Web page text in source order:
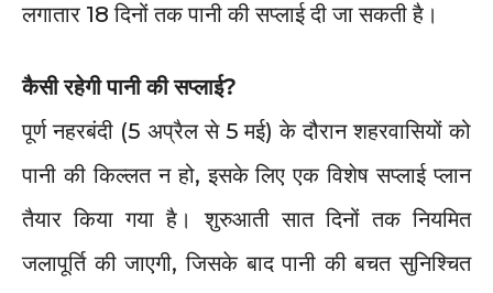
लगातार 18 दिनों तक पानी की सप्लाई दी जा सकती है।
कैसी रहेगी पानी की सप्लाई?
पूर्ण नहरबंदी (5 अप्रैल से 5 मई) के दौरान शहरवासियों को
पानी की किल्लत न हो, इसके लिए एक विशेष सप्लाई प्लान
तैयार किया गया है। शुरुआती सात दिनों तक नियमित
जलापूर्ति की जाएगी, जिसके बाद पानी की बचत सुनिश्चित